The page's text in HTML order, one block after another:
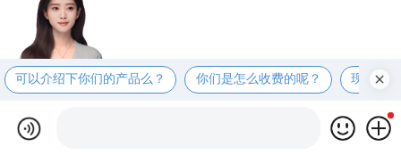
可以介绍下你们的产品么？ 你们是怎么收费的呢？ 现在有